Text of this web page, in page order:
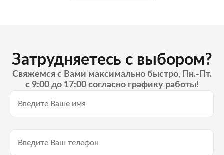
Затрудняетесь с выбором?
Свяжемся с Вами максимально быстро, Пн.-Пт.
с 9:00 до 17:00 согласно графику работы!